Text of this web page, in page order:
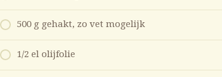
500 g gehakt, zo vet mogelijk
1/2 el olijfolie